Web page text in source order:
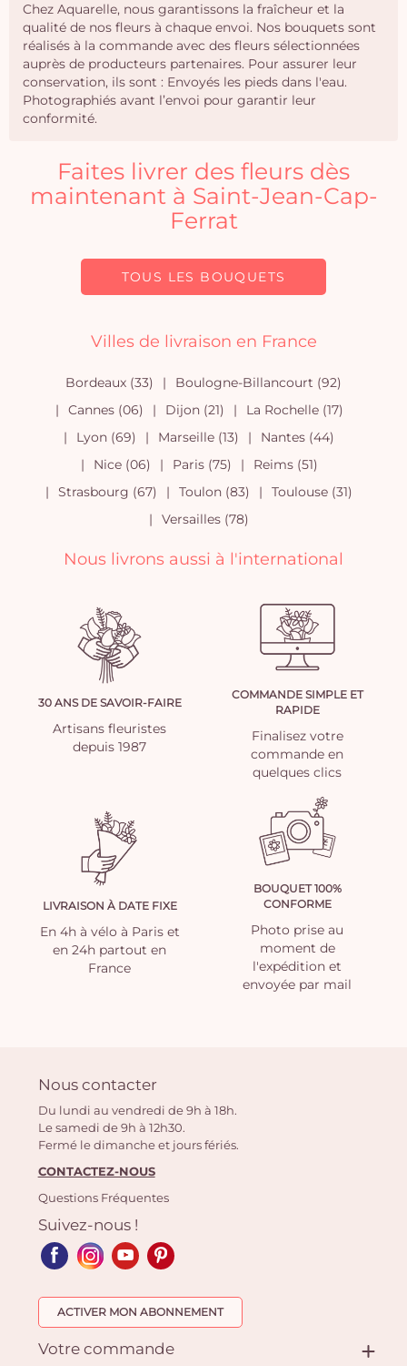
Chez Aquarelle, nous garantissons la fraîcheur et la
qualité de nos fleurs à chaque envoi. Nos bouquets sont
réalisés à la commande avec des fleurs sélectionnées
auprès de producteurs partenaires. Pour assurer leur
conservation, ils sont : Envoyés les pieds dans l'eau.
Photographiés avant l’envoi pour garantir leur
conformité.
Faites livrer des fleurs dès
maintenant à Saint-Jean-Cap-
Ferrat
TOUS LES BOUQUETS
Villes de livraison en France
Bordeaux (33)
Boulogne-Billancourt (92)
Cannes (06)
Dijon (21)
La Rochelle (17)
Lyon (69)
Marseille (13)
Nantes (44)
Nice (06)
Paris (75)
Reims (51)
Strasbourg (67)
Toulon (83)
Toulouse (31)
Versailles (78)
Nous livrons aussi à l'international
30 ANS DE SAVOIR-FAIRE
Artisans fleuristes
depuis 1987
COMMANDE SIMPLE ET
RAPIDE
Finalisez votre
commande en
quelques clics
LIVRAISON À DATE FIXE
En 4h à vélo à Paris et
en 24h partout en
France
BOUQUET 100%
CONFORME
Photo prise au
moment de
l'expédition et
envoyée par mail
Nous contacter
Du lundi au vendredi de 9h à 18h.
Le samedi de 9h à 12h30.
Fermé le dimanche et jours fériés.
CONTACTEZ-NOUS
Questions Fréquentes
Suivez-nous !
ACTIVER MON ABONNEMENT
Votre commande